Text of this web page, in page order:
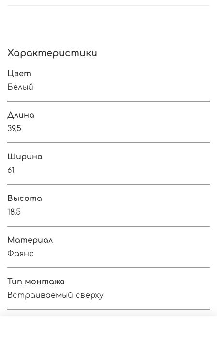
Характеристики
Цвет
Белый
Длина
39.5
Ширина
61
Высота
18.5
Материал
Фаянс
Тип монтажа
Встраиваемый сверху